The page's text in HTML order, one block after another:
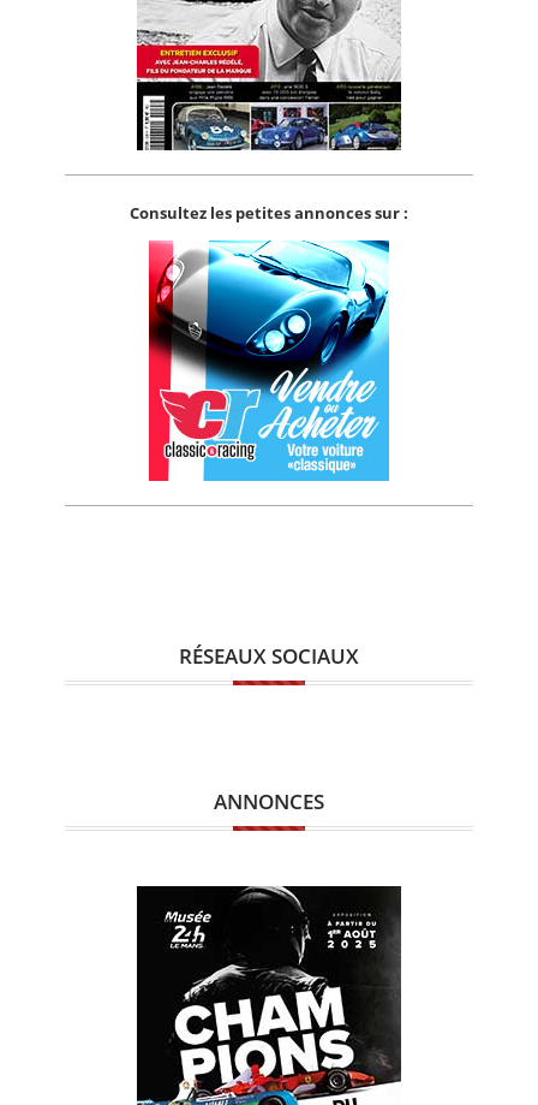
Consultez les petites annonces sur :
RÉSEAUX SOCIAUX
ANNONCES